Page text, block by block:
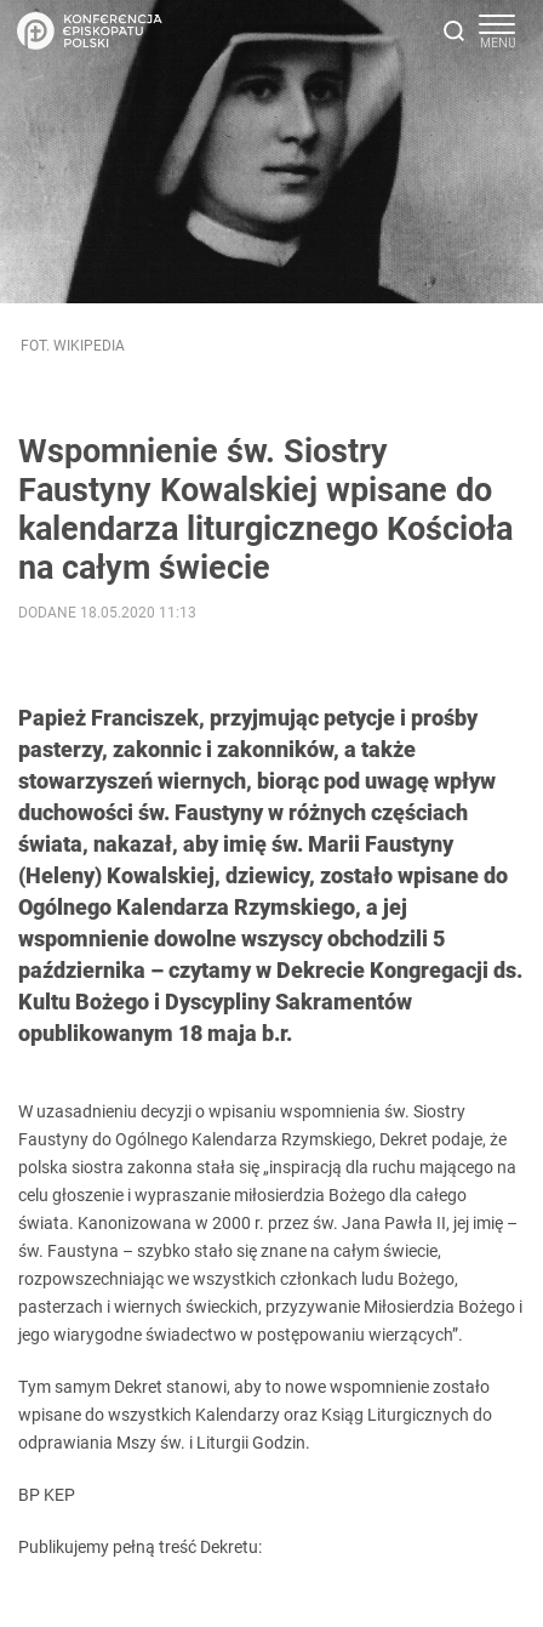
FOT. WIKIPEDIA
Wspomnienie św. Siostry
Faustyny Kowalskiej wpisane do
kalendarza liturgicznego Kościoła
na całym świecie
Papież Franciszek, przyjmując petycje i prośby
pasterzy, zakonnic i zakonników, a także
stowarzyszeń wiernych, biorąc pod uwagę wpływ
duchowości św. Faustyny w różnych częściach
świata, nakazał, aby imię św. Marii Faustyny
(Heleny) Kowalskiej, dziewicy, zostało wpisane do
Ogólnego Kalendarza Rzymskiego, a jej
wspomnienie dowolne wszyscy obchodzili 5
października – czytamy w Dekrecie Kongregacji ds.
Kultu Bożego i Dyscypliny Sakramentów
opublikowanym 18 maja b.r.
DODANE 18.05.2020 11:13
W uzasadnieniu decyzji o wpisaniu wspomnienia św. Siostry
Faustyny do Ogólnego Kalendarza Rzymskiego, Dekret podaje, że
polska siostra zakonna stała się „inspiracją dla ruchu mającego na
celu głoszenie i wypraszanie miłosierdzia Bożego dla całego
świata. Kanonizowana w 2000 r. przez św. Jana Pawła II, jej imię –
św. Faustyna – szybko stało się znane na całym świecie,
rozpowszechniając we wszystkich członkach ludu Bożego,
pasterzach i wiernych świeckich, przyzywanie Miłosierdzia Bożego i
jego wiarygodne świadectwo w postępowaniu wierzących”.
Tym samym Dekret stanowi, aby to nowe wspomnienie zostało
wpisane do wszystkich Kalendarzy oraz Ksiąg Liturgicznych do
odprawiania Mszy św. i Liturgii Godzin.
BP KEP
Publikujemy pełną treść Dekretu: